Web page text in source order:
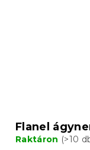
Flanel
Raktáron (>10